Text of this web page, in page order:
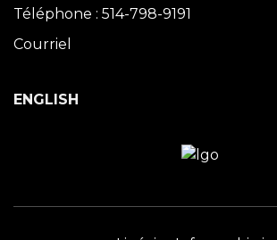
Téléphone : 514-798-9191
Courriel
ENGLISH